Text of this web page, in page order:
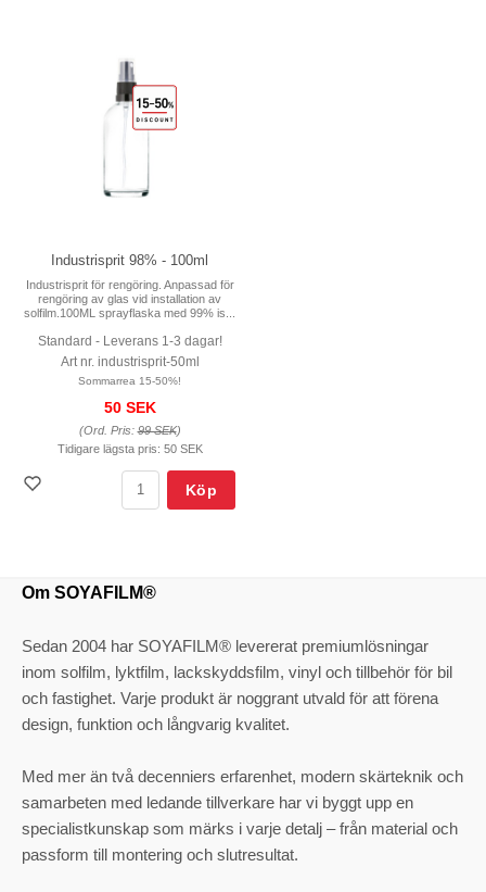
Industrisprit 98% - 100ml
Industrisprit för rengöring. Anpassad för
rengöring av glas vid installation av
solfilm.100ML sprayflaska med 99% is...
Standard - Leverans 1-3 dagar!
Art nr. industrisprit-50ml
Sommarrea 15-50%!
50 SEK
(Ord. Pris:99 SEK)
Tidigare lägsta pris: 50 SEK
Köp
Om SOYAFILM®
Sedan 2004 har SOYAFILM® levererat premiumlösningar
inom solfilm, lyktfilm, lackskyddsfilm, vinyl och tillbehör för bil
och fastighet. Varje produkt är noggrant utvald för att förena
design, funktion och långvarig kvalitet.
Med mer än två decenniers erfarenhet, modern skärteknik och
samarbeten med ledande tillverkare har vi byggt upp en
specialistkunskap som märks i varje detalj – från material och
passform till montering och slutresultat.